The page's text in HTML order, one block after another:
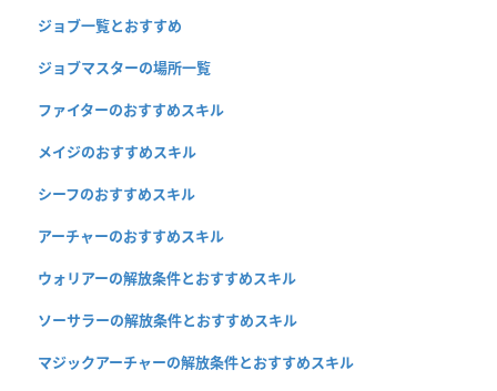
ジョブ一覧とおすすめ
ジョブマスターの場所一覧
ファイターのおすすめスキル
メイジのおすすめスキル
シーフのおすすめスキル
アーチャーのおすすめスキル
ウォリアーの解放条件とおすすめスキル
ソーサラーの解放条件とおすすめスキル
マジックアーチャーの解放条件とおすすめスキル